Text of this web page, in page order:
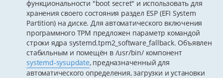
функциональности "boot secret" и использовать для
хранения своего состояния раздел ESP (EFI System
Partition) на диске. Для автоматического включения
программного TPM предложен параметр командой
строки ядра systemd.tpm2_software_fallback. Объявлен
стабильным и помещён в /usr/bin/ компонент
systemd-sysupdate, предназначенный для
автоматического определения, загрузки и установки